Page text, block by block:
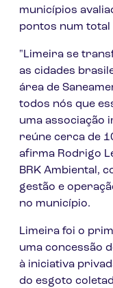
municípios
pontos num total
"Limeira se
as cidades
área de
todos nós que
uma associação
reúne cerca de
afirma Rodrigo
BRK Ambiental,
gestão e
no município.
Limeira foi o
uma concessão
à iniciativa
do esgoto